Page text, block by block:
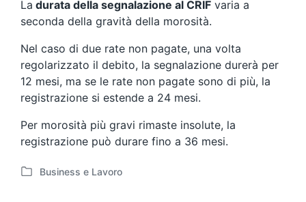
La durata della segnalazione al CRIF varia a
seconda della gravità della morosità.
Nel caso di due rate non pagate, una volta
regolarizzato il debito, la segnalazione durerà per
12 mesi, ma se le rate non pagate sono di più, la
registrazione si estende a 24 mesi.
Per morosità più gravi rimaste insolute, la
registrazione può durare fino a 36 mesi.
P
Business e Lavoro